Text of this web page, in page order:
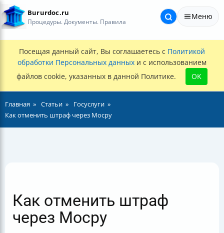
Bururdoc.ru
Процедуры. Документы. Правила
Меню
Посещая данный сайт, Вы соглашаетесь с Политикой
обработки Персональных данных и с использованием
файлов cookie, указанных в данной Политике.
OK
Главная Статьи
Госуслуги
Как отменить штраф через Мосру
Как отменить штраф
через Мосру